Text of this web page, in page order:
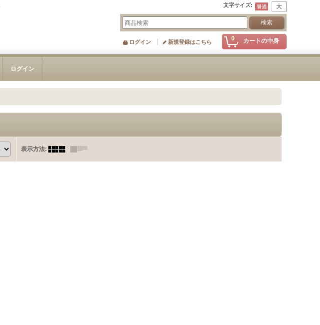
文字サイズ:
0 カートの中身
ログイン 新規登録はこちら
ログイン
表示方法: